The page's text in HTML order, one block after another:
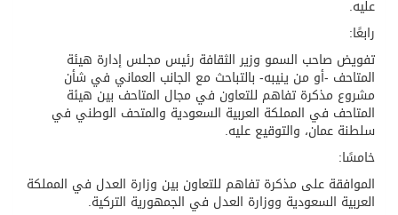
عليه.
رابعًا:
تفويض صاحب السمو وزير الثقافة رئيس مجلس إدارة هيئة
المتاحف -أو من ينيبه- بالتباحث مع الجانب العماني في شأن
مشروع مذكرة تفاهم للتعاون في مجال المتاحف بين هيئة
المتاحف في المملكة العربية السعودية والمتحف الوطني في
سلطنة عمان، والتوقيع عليه.
خامسًا:
الموافقة على مذكرة تفاهم للتعاون بين وزارة العدل في المملكة
العربية السعودية ووزارة العدل في الجمهورية التركية.